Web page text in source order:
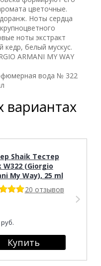
цветочные.
Ноты сердца
ноты экстракт
кедр, белый мускус.
ARMANI MY WAY
вода № 322
вариантах
Shaik Тестер
W322 (Giorgio
My Way), 25 ml
20 отзывов
руб.